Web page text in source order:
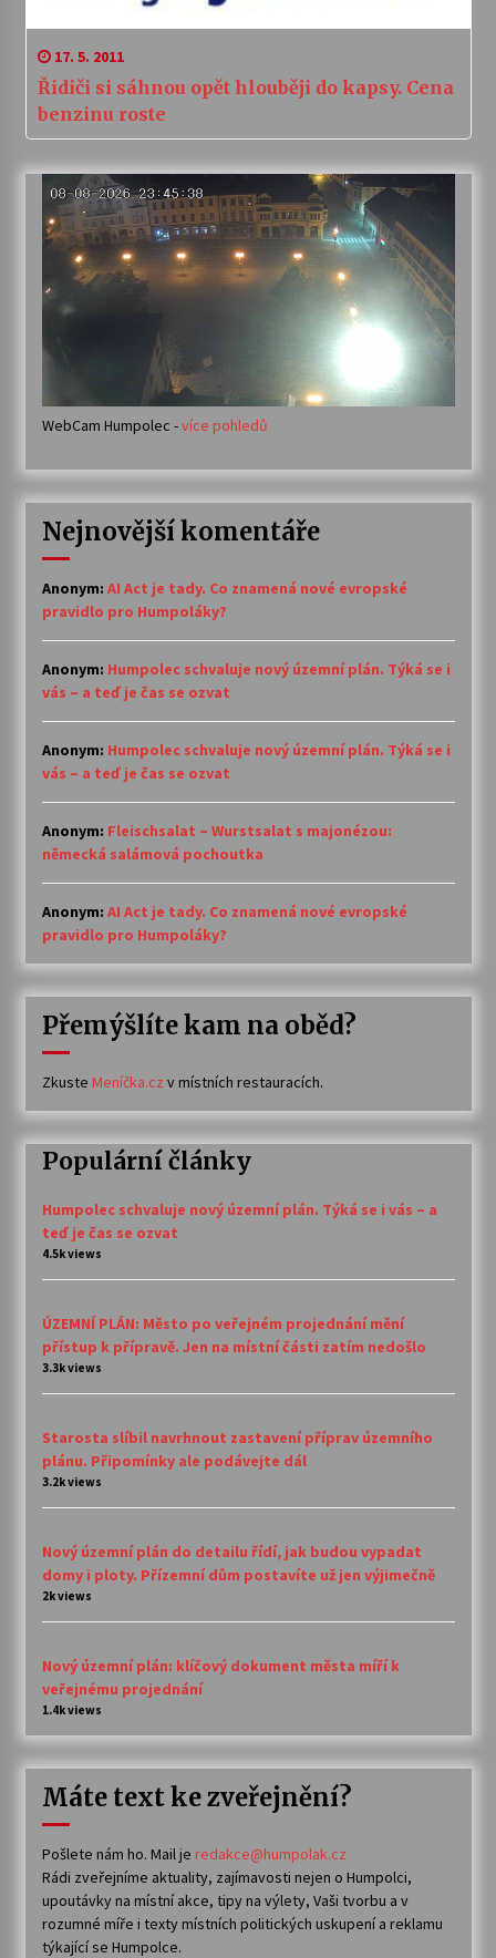
17. 5. 2011
Řidiči si sáhnou opět hlouběji do kapsy. Cena
benzinu roste
WebCam Humpolec -více pohledů
Nejnovější komentáře
Anonym: AI Act je tady. Co znamená nové evropské
pravidlo pro Humpoláky?
Anonym: Humpolec schvaluje nový územní plán. Týká se i
vás – a teď je čas se ozvat
Anonym: Humpolec schvaluje nový územní plán. Týká se i
vás – a teď je čas se ozvat
Anonym: Fleischsalat – Wurstsalat s majonézou:
německá salámová pochoutka
Anonym: AI Act je tady. Co znamená nové evropské
pravidlo pro Humpoláky?
Přemýšlíte kam na oběd?
Zkuste Meníčka.cz v místních restauracích.
Populární články
Humpolec schvaluje nový územní plán. Týká se i vás – a
teď je čas se ozvat
4.5k views
ÚZEMNÍ PLÁN: Město po veřejném projednání mění
přístup k přípravě. Jen na místní části zatím nedošlo
3.3k views
Starosta slíbil navrhnout zastavení příprav územního
plánu. Připomínky ale podávejte dál
3.2k views
Nový územní plán do detailu řídí, jak budou vypadat
domy i ploty. Přízemní dům postavíte už jen výjimečně
2k views
Nový územní plán: klíčový dokument města míří k
veřejnému projednání
1.4k views
Máte text ke zveřejnění?
Pošlete nám ho. Mail je redakce@humpolak.cz
Rádi zveřejníme aktuality, zajímavosti nejen o Humpolci,
upoutávky na místní akce, tipy na výlety, Vaši tvorbu a v
rozumné míře i texty místních politických uskupení a reklamu
týkající se Humpolce.